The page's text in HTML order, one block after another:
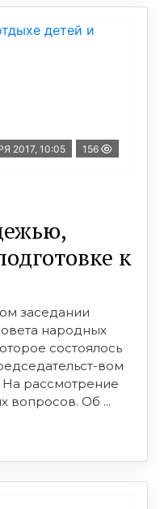
2017, 10:05 156
к
заседании
народных
состоялось
вом
рассмотрение
вопросов. Об ...